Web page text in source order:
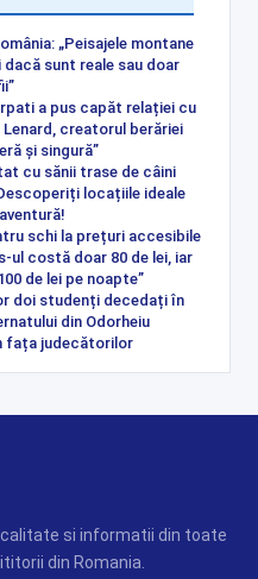
„Peisajele montane
sunt reale sau doar
a pus capăt relației cu
creatorul berăriei
și singură”
cu sănii trase de câini
locațiile ideale
schi la prețuri accesibile
ul costă doar 80 de lei, iar
de lei pe noapte”
doi studenți decedați în
din Odorheiu
fața judecătorilor
si informatii din toate
din Romania.